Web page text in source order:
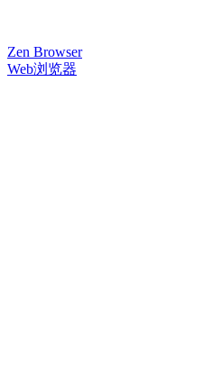
Zen Browser
Web浏览器